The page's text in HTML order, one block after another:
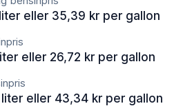
eller 35,39 kr per gallon
eller 26,72 kr per gallon
liter eller 43,34 kr per gallon